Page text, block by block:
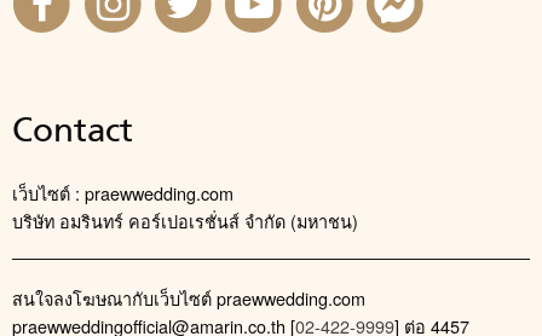
Contact
เว็บไซต์ : praewwedding.com
บริษัท อมรินทร์ คอร์เปอเรชั่นส์ จำกัด (มหาชน)
สนใจลงโฆษณากับเว็บไซต์ praewwedding.com
praewweddingofficial@amarin.co.th [02-422-9999] ต่อ 4457